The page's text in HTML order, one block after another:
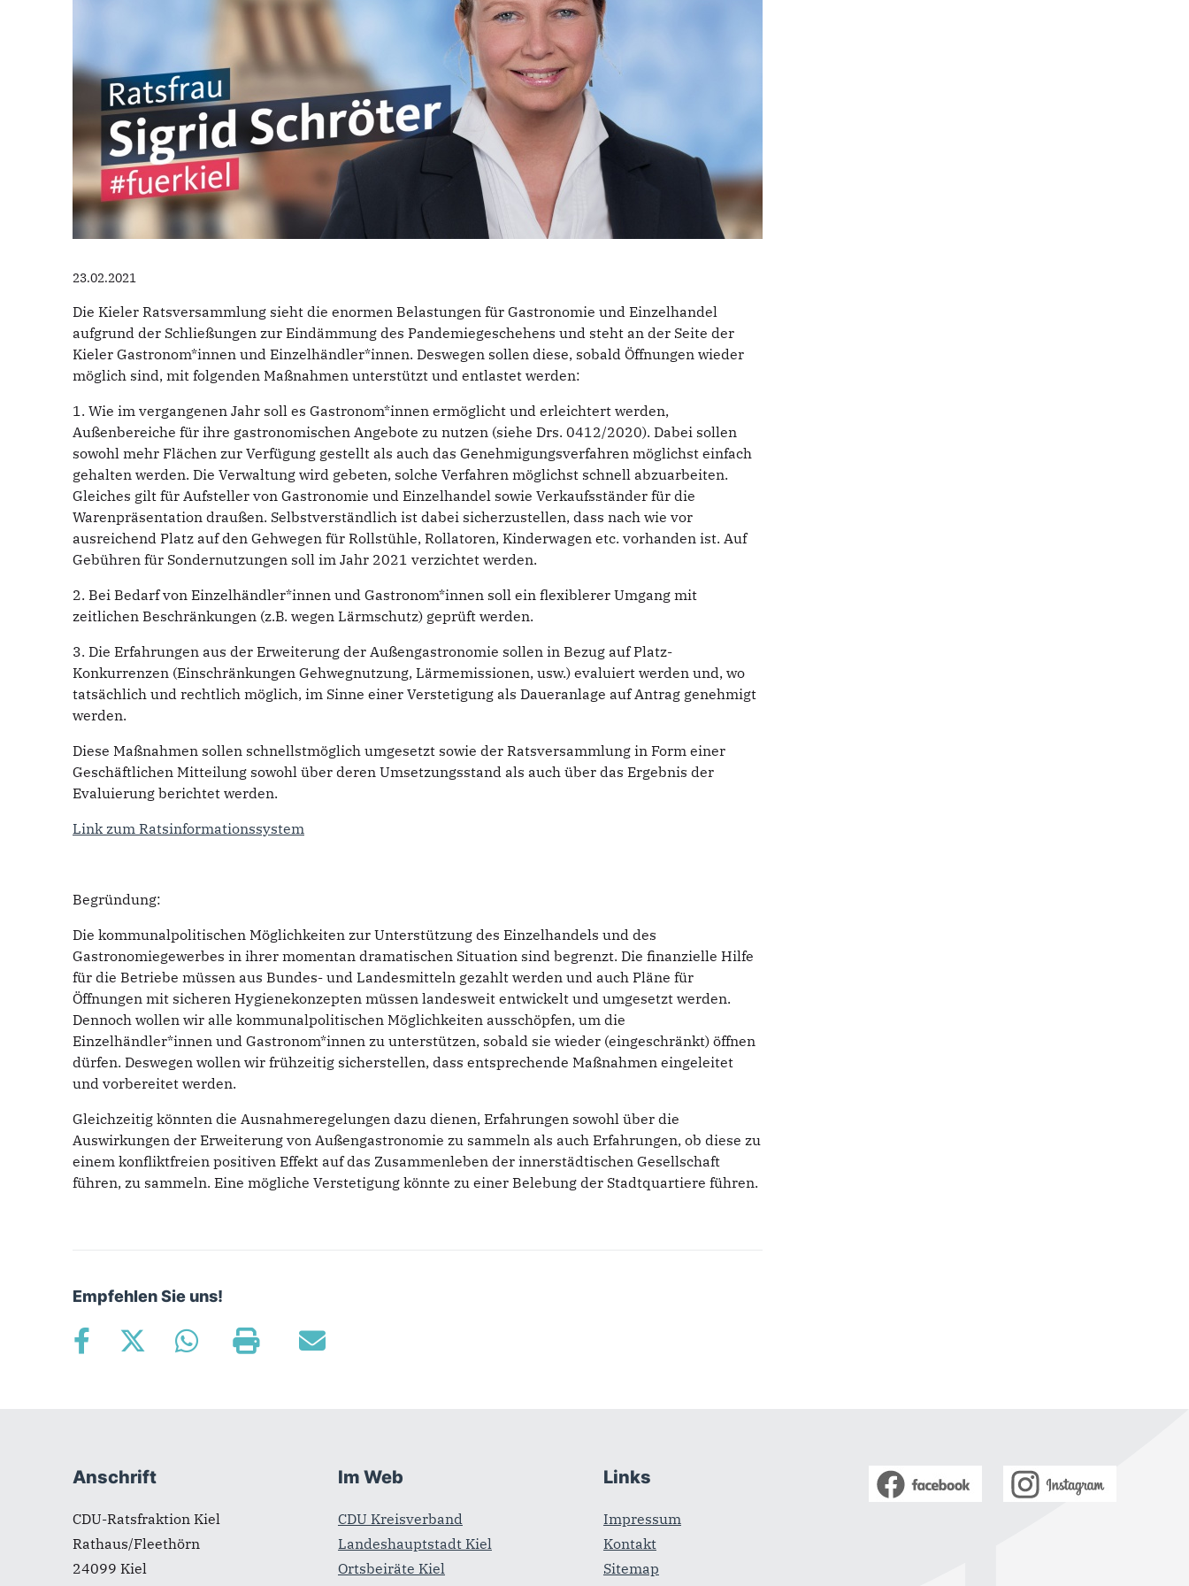
23.02.2021
Die Kieler Ratsversammlung sieht die enormen Belastungen für Gastronomie und Einzelhandel
aufgrund der Schließungen zur Eindämmung des Pandemiegeschehens und steht an der Seite der
Kieler Gastronom*innen und Einzelhändler*innen. Deswegen sollen diese, sobald Öffnungen wieder
möglich sind, mit folgenden Maßnahmen unterstützt und entlastet werden:
1. Wie im vergangenen Jahr soll es Gastronom*innen ermöglicht und erleichtert werden,
Außenbereiche für ihre gastronomischen Angebote zu nutzen (siehe Drs. 0412/2020). Dabei sollen
sowohl mehr Flächen zur Verfügung gestellt als auch das Genehmigungsverfahren möglichst einfach
gehalten werden. Die Verwaltung wird gebeten, solche Verfahren möglichst schnell abzuarbeiten.
Gleiches gilt für Aufsteller von Gastronomie und Einzelhandel sowie Verkaufsständer für die
Warenpräsentation draußen. Selbstverständlich ist dabei sicherzustellen, dass nach wie vor
ausreichend Platz auf den Gehwegen für Rollstühle, Rollatoren, Kinderwagen etc. vorhanden ist. Auf
Gebühren für Sondernutzungen soll im Jahr 2021 verzichtet werden.
2. Bei Bedarf von Einzelhändler*innen und Gastronom*innen soll ein flexiblerer Umgang mit
zeitlichen Beschränkungen (z.B. wegen Lärmschutz) geprüft werden.
3. Die Erfahrungen aus der Erweiterung der Außengastronomie sollen in Bezug auf Platz-
Konkurrenzen (Einschränkungen Gehwegnutzung, Lärmemissionen, usw.) evaluiert werden und, wo
tatsächlich und rechtlich möglich, im Sinne einer Verstetigung als Daueranlage auf Antrag genehmigt
werden.
Diese Maßnahmen sollen schnellstmöglich umgesetzt sowie der Ratsversammlung in Form einer
Geschäftlichen Mitteilung sowohl über deren Umsetzungsstand als auch über das Ergebnis der
Evaluierung berichtet werden.
Link zum Ratsinformationssystem
Begründung:
Die kommunalpolitischen Möglichkeiten zur Unterstützung des Einzelhandels und des
Gastronomiegewerbes in ihrer momentan dramatischen Situation sind begrenzt. Die finanzielle Hilfe
für die Betriebe müssen aus Bundes- und Landesmitteln gezahlt werden und auch Pläne für
Öffnungen mit sicheren Hygienekonzepten müssen landesweit entwickelt und umgesetzt werden.
Dennoch wollen wir alle kommunalpolitischen Möglichkeiten ausschöpfen, um die
Einzelhändler*innen und Gastronom*innen zu unterstützen, sobald sie wieder (eingeschränkt) öffnen
dürfen. Deswegen wollen wir frühzeitig sicherstellen, dass entsprechende Maßnahmen eingeleitet
und vorbereitet werden.
Gleichzeitig könnten die Ausnahmeregelungen dazu dienen, Erfahrungen sowohl über die
Auswirkungen der Erweiterung von Außengastronomie zu sammeln als auch Erfahrungen, ob diese zu
einem konfliktfreien positiven Effekt auf das Zusammenleben der innerstädtischen Gesellschaft
führen, zu sammeln. Eine mögliche Verstetigung könnte zu einer Belebung der Stadtquartiere führen.
Empfehlen Sie uns!
Fußbereich
Anschrift
CDU-Ratsfraktion Kiel
Rathaus/Fleethörn
24099 Kiel
Im Web
CDU Kreisverband
Landeshauptstadt Kiel
Ortsbeiräte Kiel
Links
Impressum
Kontakt
Sitemap